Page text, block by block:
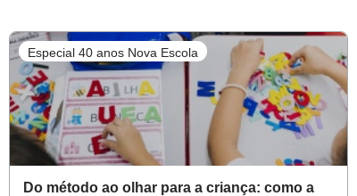
Especial 40 anos Nova Escola
Do método ao olhar para a criança: como a